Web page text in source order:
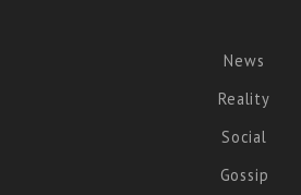
News
Reality
Social
Gossip